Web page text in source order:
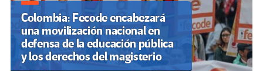
Colombia: Fecode encabezará
una movilización nacional en
defensa de la educación pública
y los derechos del magisterio